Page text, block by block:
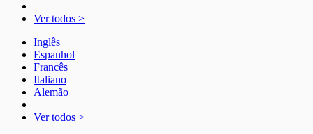
Ver todos >
Inglês
Espanhol
Francês
Italiano
Alemão
Ver todos >